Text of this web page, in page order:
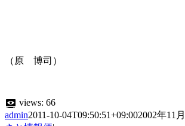
（原 博司）
views: 66
admin2011-10-04T09:50:51+09:002002年11